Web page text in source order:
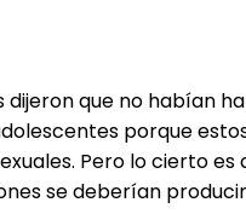
dijeron que no habían
porque
Pero lo cierto es
se deberían